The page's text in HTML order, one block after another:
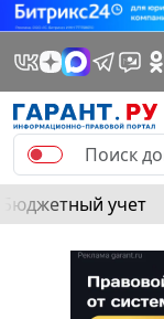
Бюджетный учет